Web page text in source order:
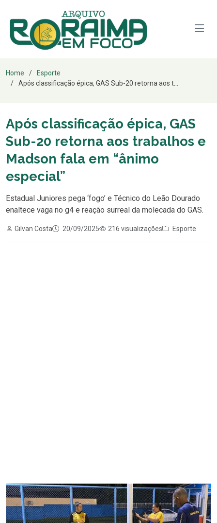
Home
Esporte
Após classificação épica, GAS Sub-20 retorna aos t...
Após classificação épica, GAS
Sub-20 retorna aos trabalhos e
Madson fala em “ânimo
especial”
Estadual Juniores pega ‘fogo’ e Técnico do Leão Dourado
enaltece vaga no g4 e reação surreal da molecada do GAS.
Gilvan Costa 20/09/2025 216 visualizações Esporte